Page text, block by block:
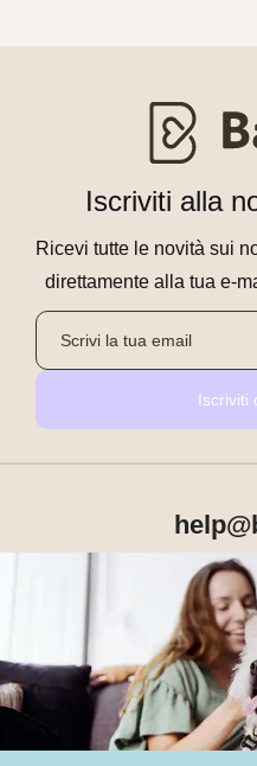
Iscriviti alla
Ricevi tutte le novità sui
direttamente alla tua e-
Iscriviti
Prodotti